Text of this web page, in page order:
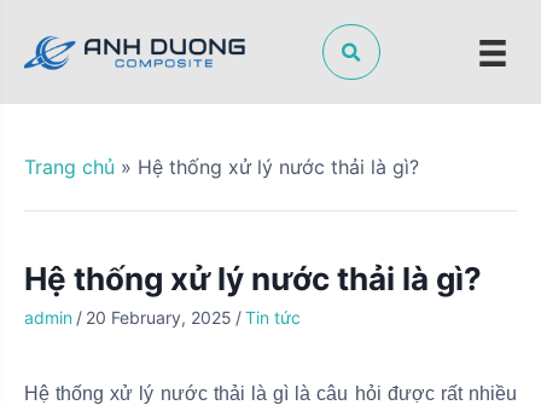
p
Trang chủ » Hệ thống xử lý nước thải là gì?
Hệ thống xử lý nước thải là gì?
admin / 20 February, 2025 /Tin tức
Hệ thống xử lý nước thải là gì là câu hỏi được rất nhiều